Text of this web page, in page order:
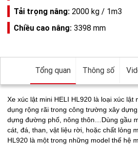
Tải trọng nâng: 2000 kg / 1m3
Chiều cao nâng: 3398 mm
Tổng quan Thông số
Xe xúc lật mini HELI HL920 là loại xúc lật
dụng rộng rãi trong công trường xây
dựng đường phố, nông thôn…Dùng gầu
cát, đá, than, vật liệu rời, hoặc chất lỏng
HL920 là một trong những model thế hệ